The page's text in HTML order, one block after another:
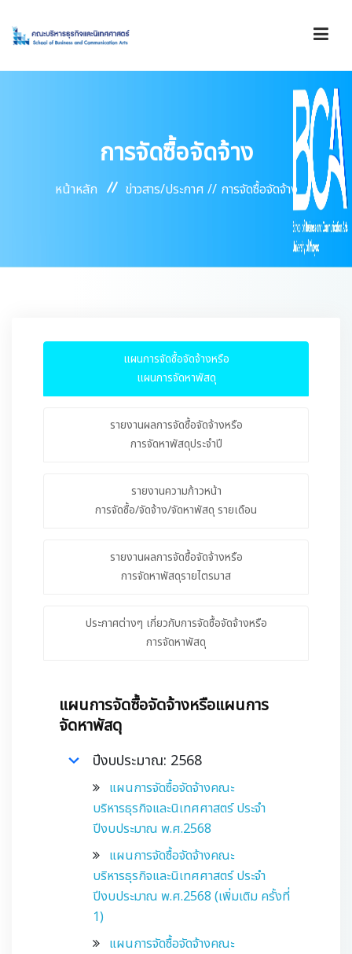
บริการ
การจัดซื้อจัดจ้าง
หน้าหลัก ข่าวสาร/ประกาศ // การจัดซื้อจัดจ้าง
แผนการจัดซื้อจัดจ้างหรือ
แผนการจัดหาพัสดุ
รายงานผลการจัดซื้อจัดจ้างหรือ
การจัดหาพัสดุประจำปี
รายงานความก้าวหน้า
การจัดซื้อ/จัดจ้าง/จัดหาพัสดุ รายเดือน
รายงานผลการจัดซื้อจัดจ้างหรือ
การจัดหาพัสดุรายไตรมาส
ประกาศต่างๆ เกี่ยวกับการจัดซื้อจัดจ้างหรือ
การจัดหาพัสดุ
แผนการจัดซื้อจัดจ้างหรือแผนการ
จัดหาพัสดุ
ปีงบประมาณ: 2568
แผนการจัดซื้อจัดจ้างคณะ
บริหารธุรกิจและนิเทศศาสตร์ ประจำ
ปีงบประมาณ พ.ศ.2568
แผนการจัดซื้อจัดจ้างคณะ
บริหารธุรกิจและนิเทศศาสตร์ ประจำ
ปีงบประมาณ พ.ศ.2568 (เพิ่มเติม ครั้งที่
1)
แผนการจัดซื้อจัดจ้างคณะ